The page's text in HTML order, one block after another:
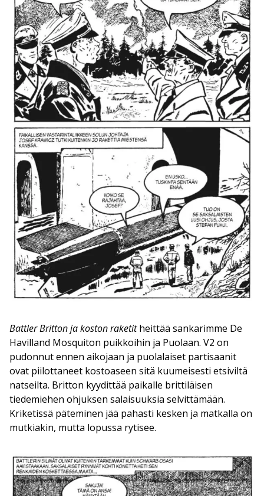
Battler Britton ja koston raketitheittää sankarimme De
Havilland Mosquiton puikkoihin ja Puolaan. V2 on
pudonnut ennen aikojaan ja puolalaiset partisaanit
ovat piilottaneet kostoaseen sitä kuumeisesti etsiviltä
natseilta. Britton kyydittää paikalle brittiläisen
tiedemiehen ohjuksen salaisuuksia selvittämään.
Kriketissä päteminen jää pahasti kesken ja matkalla on
mutkiakin, mutta lopussa rytisee.